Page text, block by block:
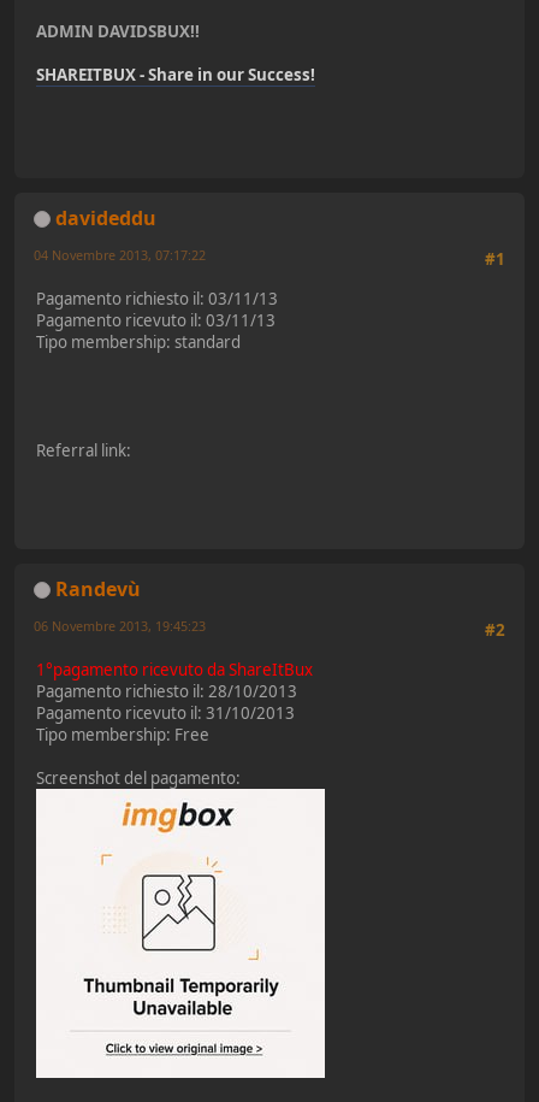
ADMIN DAVIDSBUX!!
SHAREITBUX - Share in our Success!
davideddu
#1
04 Novembre 2013, 07:17:22
Pagamento richiesto il: 03/11/13
Pagamento ricevuto il: 03/11/13
Tipo membership: standard
Referral link:
Randevù
#2
06 Novembre 2013, 19:45:23
1°pagamento ricevuto da ShareItBux
Pagamento richiesto il: 28/10/2013
Pagamento ricevuto il: 31/10/2013
Tipo membership: Free
Screenshot del pagamento: